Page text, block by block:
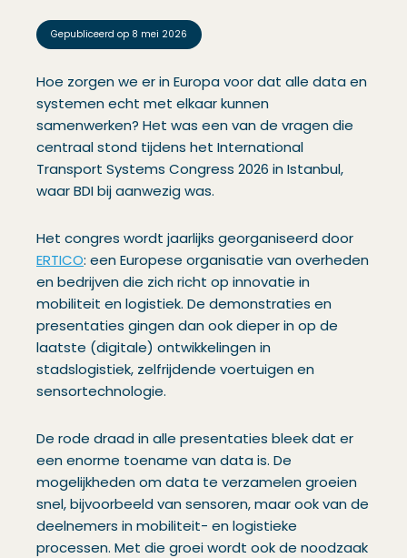
Gepubliceerd op 8 mei 2026
Hoe zorgen we er in Europa voor dat alle data en
systemen echt met elkaar kunnen
samenwerken? Het was een van de vragen die
centraal stond tijdens het International
Transport Systems Congress 2026 in Istanbul,
waar BDI bij aanwezig was.
Het congres wordt jaarlijks georganiseerd door
ERTICO: een Europese organisatie van overheden
en bedrijven die zich richt op innovatie in
mobiliteit en logistiek. De demonstraties en
presentaties gingen dan ook dieper in op de
laatste (digitale) ontwikkelingen in
stadslogistiek, zelfrijdende voertuigen en
sensortechnologie.
De rode draad in alle presentaties bleek dat er
een enorme toename van data is. De
mogelijkheden om data te verzamelen groeien
snel, bijvoorbeeld van sensoren, maar ook van de
deelnemers in mobiliteit- en logistieke
processen. Met die groei wordt ook de noodzaak